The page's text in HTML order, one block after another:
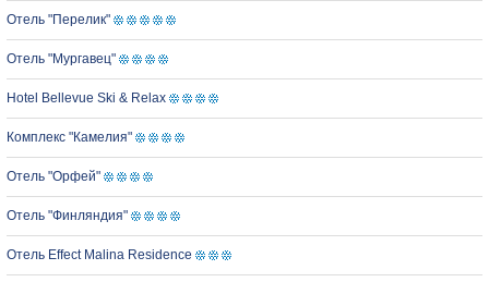
Отель "Перелик"
Отель "Мургавец"
Hotel Bellevue Ski & Relax
Комплекс "Камелия"
Отель "Орфей"
Отель "Финляндия"
Отель Effect Malina Residence